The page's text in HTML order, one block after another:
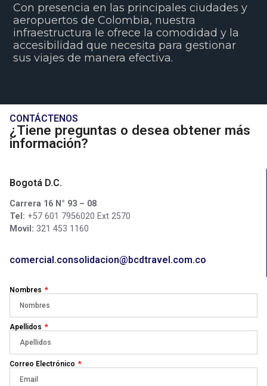
Con presencia en las principales ciudades y
aeropuertos de Colombia, nuestra
infraestructura le ofrece la comodidad y la
accesibilidad que necesita para gestionar
sus viajes de manera efectiva.
CONTÁCTENOS
¿Tiene preguntas o desea obtener más
información?
Bogotá D.C.
Carrera 16 N° 93 – 08
Tel: +57 601 7956020 Ext 2570
Movil: 321 453 1160
comercial.consolidacion@bcdtravel.com.co
Nombres
Apellidos
Correo Electrónico